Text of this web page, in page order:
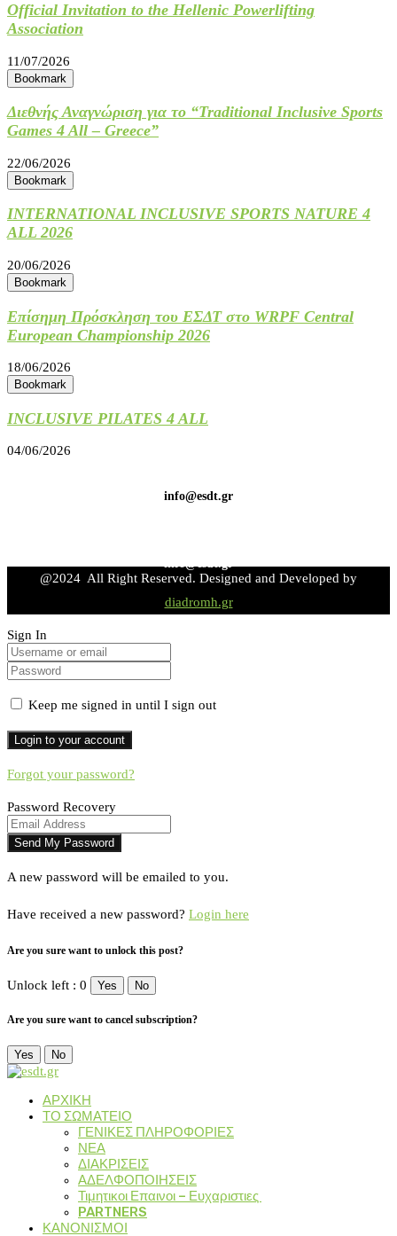
Official Invitation to the Hellenic Powerlifting
Association
11/07/2026
Bookmark
Διεθνής Αναγνώριση για το “Traditional Inclusive Sports
Games 4 All – Greece”
22/06/2026
Bookmark
INTERNATIONAL INCLUSIVE SPORTS NATURE 4
ALL 2026
20/06/2026
Bookmark
Επίσημη Πρόσκληση του ΕΣΔΤ στο WRPF Central
European Championship 2026
18/06/2026
Bookmark
INCLUSIVE PILATES 4 ALL
04/06/2026
info@esdt.gr
info@esdt.gr
@2024 All Right Reserved. Designed and Developed by
diadromh.gr
Sign In
Keep me signed in until I sign out
Forgot your password?
Password Recovery
A new password will be emailed to you.
Have received a new password? Login here
Are you sure want to unlock this post?
Unlock left : 0 Yes No
Are you sure want to cancel subscription?
Yes No
ΑΡΧΙΚΗ
ΤΟ ΣΩΜΑΤΕΙΟ
ΓΕΝΙΚΕΣ ΠΛΗΡΟΦΟΡΙΕΣ
ΝΕΑ
ΔΙΑΚΡΙΣΕΙΣ
ΑΔΕΛΦΟΠΟΙΗΣΕΙΣ
Τιμητικοι Επαινοι – Ευχαριστιες
PARTNERS
ΚΑΝΟΝΙΣΜΟΙ